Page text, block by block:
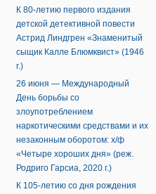
К 80-летию первого издания
детской детективной повести
Астрид Линдгрен «Знаменитый
сыщик Калле Блюмквист» (1946
г.)
26 июня — Международный
День борьбы со
злоупотреблением
наркотическими средствами и их
незаконным оборотом: х/ф
«Четыре хороших дня» (реж.
Родриго Гарсиа, 2020 г.)
К 105-летию со дня рождения